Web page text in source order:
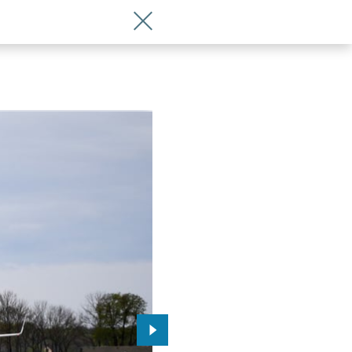
Wróć do artykułu Z Wrocławia
Przejdź do kolejnego zdjęcia.